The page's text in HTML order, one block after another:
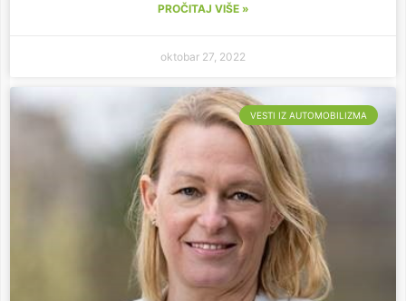
PROČITAJ VIŠE »
oktobar 27, 2022
VESTI IZ AUTOMOBILIZMA